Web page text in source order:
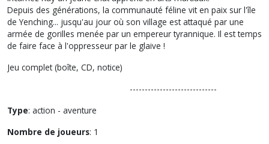
Depuis des générations, la communauté féline vit en paix sur l'île
de Yenching... jusqu'au jour où son village est attaqué par une
armée de gorilles menée par un empereur tyrannique. Il est temps
de faire face à l'oppresseur par le glaive !
Jeu complet (boîte, CD, notice)
-----------------------------
Type: action - aventure
Nombre de joueurs: 1